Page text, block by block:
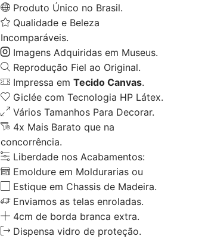
Produto Único no Brasil.
Qualidade e Beleza
Incomparáveis.
Imagens Adquiridas em Museus.
Reprodução Fiel ao Original.
Impressa em Tecido Canvas.
Giclée com Tecnologia HP Látex.
Vários Tamanhos Para Decorar.
4x Mais Barato que na
concorrência.
Liberdade nos Acabamentos:
Emoldure em Moldurarias ou
Estique em Chassis de Madeira.
Enviamos as telas enroladas.
4cm de borda branca extra.
Dispensa vidro de proteção.